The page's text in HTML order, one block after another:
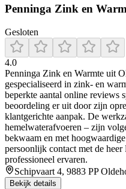
Penninga Zink en
Gesloten
4.0
Penninga Zink en Warmte uit
gespecialiseerd in zink- en
beperkte aantal online reviews
beoordeling er uit door zijn
klantgerichte aanpak. De
hemelwaterafvoeren – zijn
bekwaam en met
persoonlijk contact met de
professioneel ervaren.
Schipvaart 4, 9883 PP
Bekijk details